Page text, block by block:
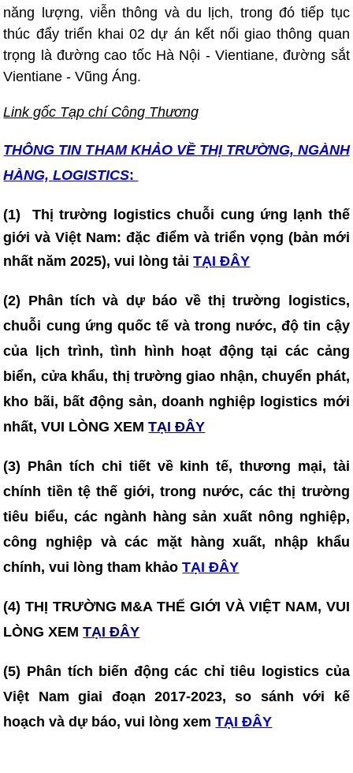
năng lượng, viễn thông và du lịch, trong đó tiếp tục
thúc đẩy triển khai 02 dự án kết nối giao thông quan
trọng là đường cao tốc Hà Nội - Vientiane, đường sắt
Vientiane - Vũng Áng.
Link gốc Tạp chí Công Thương
THÔNG TIN THAM KHẢO VỀ THỊ TRƯỜNG, NGÀNH
HÀNG, LOGISTICS:
(1)Thị trường logistics chuỗi cung ứng lạnh thế
giới và Việt Nam: đặc điểm và triển vọng (bản mới
nhất năm 2025), vui lòng tảiTẠI ĐÂY
(2) Phân tích và dự báo về thị trường logistics,
chuỗi cung ứng quốc tế và trong nước, độ tin cậy
của lịch trình, tình hình hoạt động tại các cảng
biển, cửa khẩu, thị trường giao nhận, chuyển phát,
kho bãi, bất động sản, doanh nghiệp logistics mới
nhất, VUI LÒNG XEM TẠI ĐÂY
(3) Phân tích chi tiết về kinh tế, thương mại, tài
chính tiền tệ thế giới, trong nước, các thị trường
tiêu biểu, các ngành hàng sản xuất nông nghiệp,
công nghiệp và các mặt hàng xuất, nhập khẩu
chính, vui lòng tham khảo TẠI ĐÂY
(4) THỊ TRƯỜNG M&A THẾ GIỚI VÀ VIỆT NAM, VUI
LÒNG XEMTẠI ĐÂY
(5) Phân tích biến động các chỉ tiêu logistics của
Việt Nam giai đoạn 2017-2023, so sánh với kế
hoạch và dự báo, vui lòng xemTẠI ĐÂY